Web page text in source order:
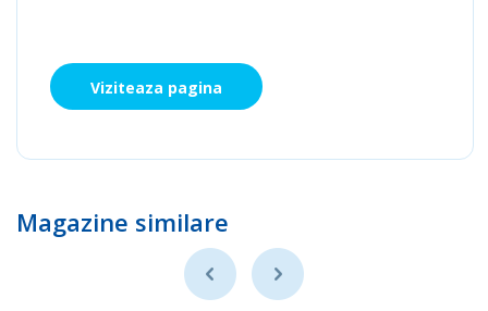
Viziteaza pagina
Magazine similare